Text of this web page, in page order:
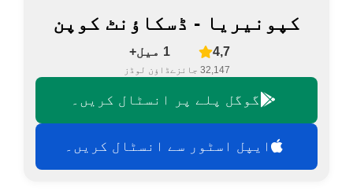
کپونیریا - ڈسکاؤنٹ کوپن
4,7
32,147 جائزے
1 میل+
ڈاؤن لوڈز
گوگل پلے پر انسٹال کریں۔
ایپل اسٹور سے انسٹال کریں۔